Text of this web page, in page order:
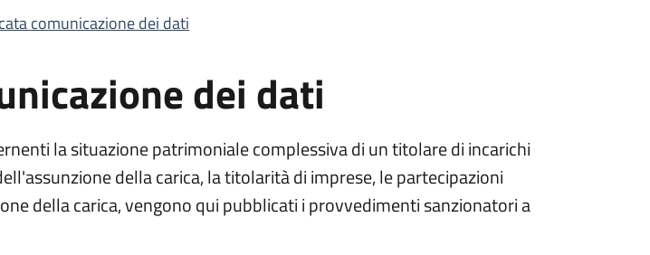
comunicazione dei dati
dei dati
la situazione patrimoniale complessiva di un titolare di incarichi
della carica, la titolarità di imprese, le partecipazioni
della carica, vengono qui pubblicati i provvedimenti sanzionatori a